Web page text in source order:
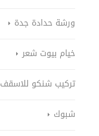
ورشة حدادة جدة
خيام بيوت شعر
تركيب شنكو للاسقف
شبوك